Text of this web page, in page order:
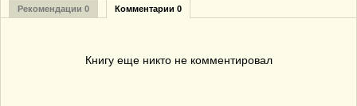
Рекомендации 0 Комментарии 0
Книгу еще никто не комментировал